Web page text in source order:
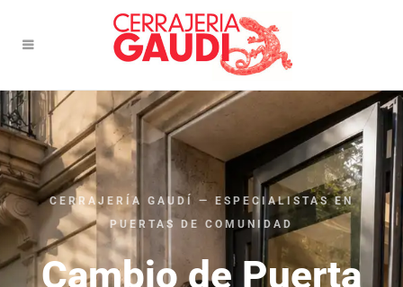
CERRAJERÍA GAUDÍ — ESPECIALISTAS EN
PUERTAS DE COMUNIDAD
Cambio de Puerta